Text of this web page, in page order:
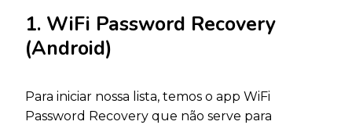
1. WiFi Password Recovery
(Android)
Para iniciar nossa lista, temos o app WiFi
Password Recovery que não serve para